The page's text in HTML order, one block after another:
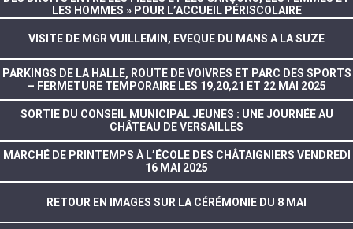
LES HOMMES » POUR L’ACCUEIL PÉRISCOLAIRE
VISITE DE MGR VUILLEMIN, EVEQUE DU MANS A LA SUZE
PARKINGS DE LA HALLE, ROUTE DE VOIVRES ET PARC DES SPORTS
– FERMETURE TEMPORAIRE LES 19,20,21 ET 22 MAI 2025
SORTIE DU CONSEIL MUNICIPAL JEUNES : UNE JOURNÉE AU
CHÂTEAU DE VERSAILLES
MARCHÉ DE PRINTEMPS À L’ÉCOLE DES CHÂTAIGNIERS VENDREDI
16 MAI 2025
RETOUR EN IMAGES SUR LA CÉRÉMONIE DU 8 MAI